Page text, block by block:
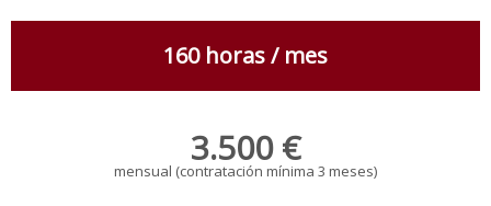
160 horas / mes
3.500 €
mensual (contratación mínima 3 meses)